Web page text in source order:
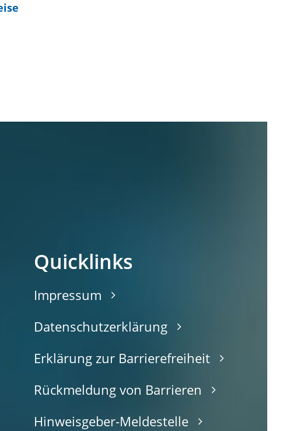
Quicklinks
Impressum
Datenschutzerklärung
Erklärung zur Barrierefreiheit
Rückmeldung von Barrieren
Hinweisgeber-Meldestelle